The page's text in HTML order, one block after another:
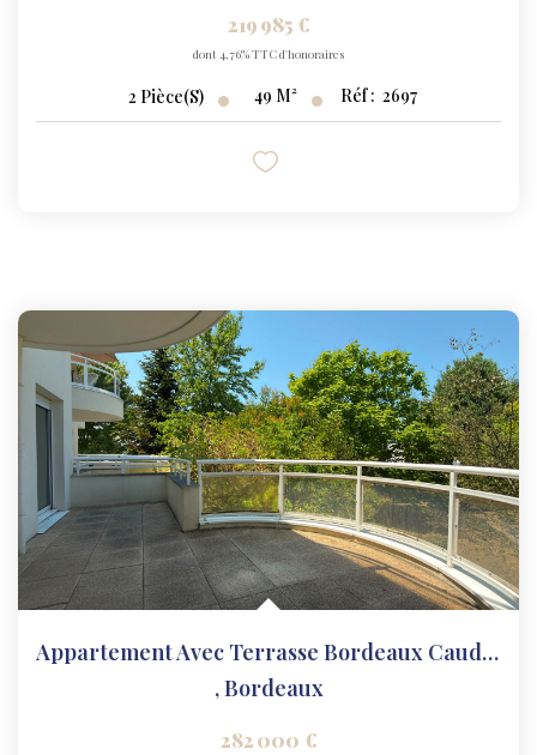
219 985 €
dont 4,76% TTC d'honoraires
2 Pièce(s) 49 M² Réf : 2697
Appartement Avec Terrasse Bordeaux Caudéran 2 Pièce(s)...
,Bordeaux
282 000 €